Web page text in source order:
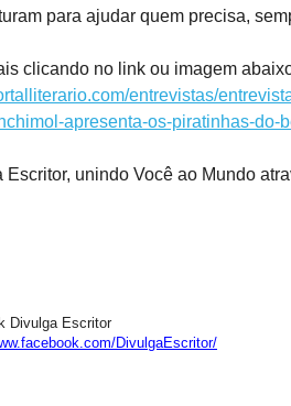
para ajudar quem precisa,
clicando no link ou imagem
entrevistas/
apresenta-os-piratinhas-do-
Escritor, unindo Você ao Mundo
Divulga Escritor
DivulgaEscritor/